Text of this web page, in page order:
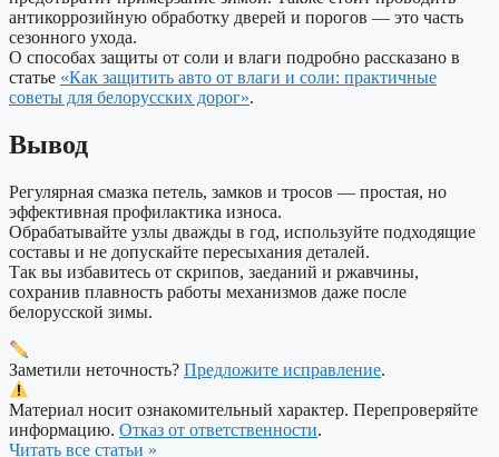
антикоррозийную обработку дверей и порогов — это часть
сезонного ухода.
О способах защиты от соли и влаги подробно рассказано в
статье «Как защитить авто от влаги и соли: практичные
советы для белорусских дорог».
Вывод
Регулярная смазка петель, замков и тросов — простая, но
эффективная профилактика износа.
Обрабатывайте узлы дважды в год, используйте подходящие
составы и не допускайте пересыхания деталей.
Так вы избавитесь от скрипов, заеданий и ржавчины,
сохранив плавность работы механизмов даже после
белорусской зимы.
Заметили неточность? Предложите исправление.
Материал носит ознакомительный характер. Перепроверяйте
информацию. Отказ от ответственности.
Читать все статьи »